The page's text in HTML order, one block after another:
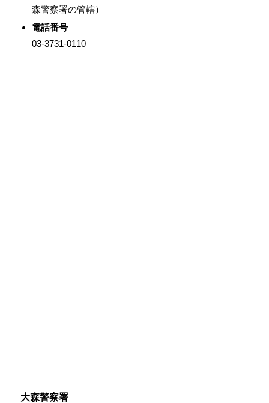
森警察署の管轄）
電話番号
03-3731-0110
大森警察署